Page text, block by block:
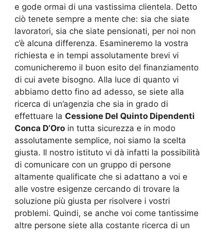
e gode ormai di una vastissima clientela. Detto
ciò tenete sempre a mente che: sia che siate
lavoratori, sia che siate pensionati, per noi non
c’è alcuna differenza. Esamineremo la vostra
richiesta e in tempi assolutamente brevi vi
comunicheremo il buon esito del finanziamento
di cui avete bisogno. Alla luce di quanto vi
abbiamo detto fino ad adesso, se siete alla
ricerca di un’agenzia che sia in grado di
effettuare la Cessione Del Quinto Dipendenti
Conca D’Oro in tutta sicurezza e in modo
assolutamente semplice, noi siamo la scelta
giusta. Il nostro istituto vi dà infatti la possibilità
di comunicare con un gruppo di persone
altamente qualificate che si adattano a voi e
alle vostre esigenze cercando di trovare la
soluzione più giusta per risolvere i vostri
problemi. Quindi, se anche voi come tantissime
altre persone siete alla costante ricerca di un